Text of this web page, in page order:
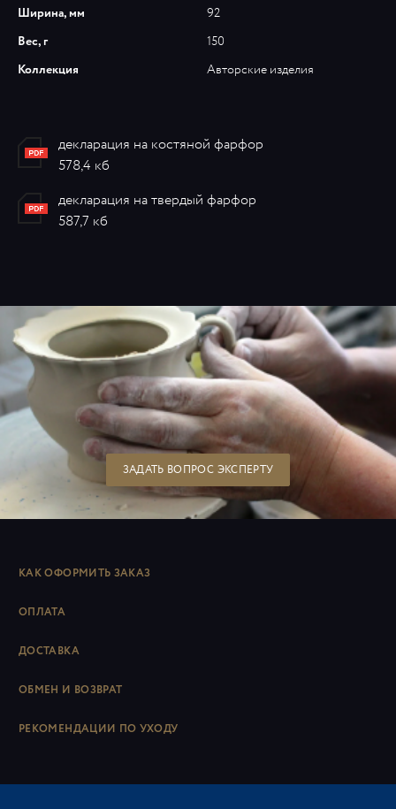
Ширина, мм
92
Вес, г
150
Коллекция
Авторские изделия
декларация на костяной фарфор
578,4 кб
декларация на твердый фарфор
587,7 кб
ЗАДАТЬ ВОПРОС ЭКСПЕРТУ
КАК ОФОРМИТЬ ЗАКАЗ
ОПЛАТА
ДОСТАВКА
ОБМЕН И ВОЗВРАТ
РЕКОМЕНДАЦИИ ПО УХОДУ